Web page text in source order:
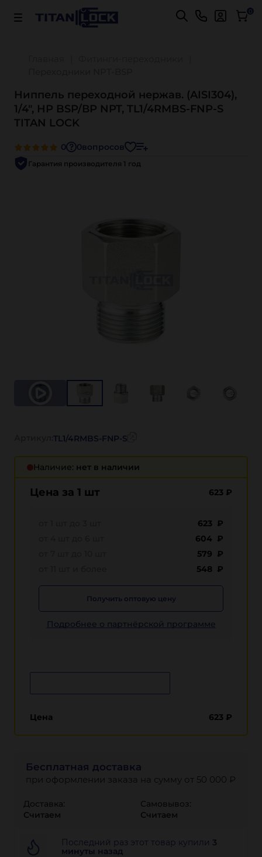
Важно! Для оплаты заказов Подробнее 0
Ниппель переходной нержав. (AISI304),
1/4", НР BSP/ВР NPT, TL1/4RMBS-FNP-S
TITAN LOCK
0 0вопросов
Гарантия производителя 1 год
Наличие: нет в наличии
Цена за 1 шт 623 ₽
623 ₽
604 ₽
579 ₽
548 ₽
Получить оптовую цену
Подробнее о партнёрской программе
Цена 623 ₽
Бесплатная доставка
при оформлении заказа на сумму от 50 000 ₽
Доставка:
Считаем
Самовывоз:
Считаем
Последний раз этот товар купили 3
минуты назад
TL1/4RMBS-FNP-S